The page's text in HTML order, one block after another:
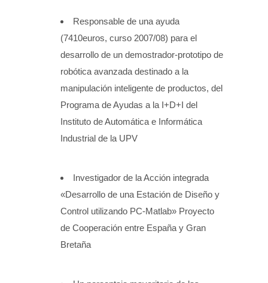
Responsable de una ayuda
(7410euros, curso 2007/08) para el
desarrollo de un demostrador-prototipo de
robótica avanzada destinado a la
manipulación inteligente de productos, del
Programa de Ayudas a la I+D+I del
Instituto de Automática e Informática
Industrial de la UPV
Investigador de la Acción integrada
«Desarrollo de una Estación de Diseño y
Control utilizando PC-Matlab» Proyecto
de Cooperación entre España y Gran
Bretaña